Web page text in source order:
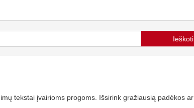
tekstai įvairioms progoms. Išsirink gražiausią padėkos ar